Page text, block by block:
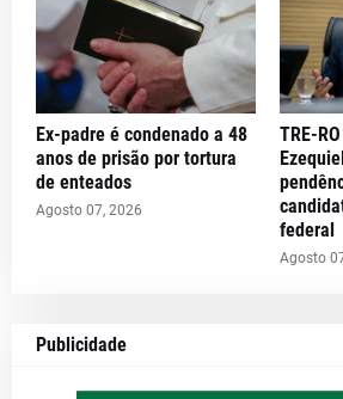
Ex-padre é condenado a 48
anos de prisão por tortura
de enteados
Agosto 07, 2026
TRE-
federal
Agosto
Publicidade